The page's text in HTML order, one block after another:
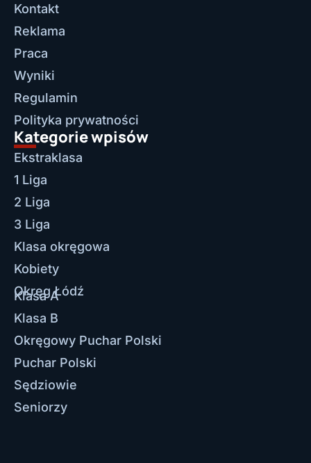
Kontakt
Reklama
Praca
Wyniki
Regulamin
Polityka prywatności
Kategorie wpisów
Ekstraklasa
1 Liga
2 Liga
3 Liga
Klasa okręgowa
Kobiety
Okręg Łódź
Klasa A
Klasa B
Okręgowy Puchar Polski
Puchar Polski
Sędziowie
Seniorzy